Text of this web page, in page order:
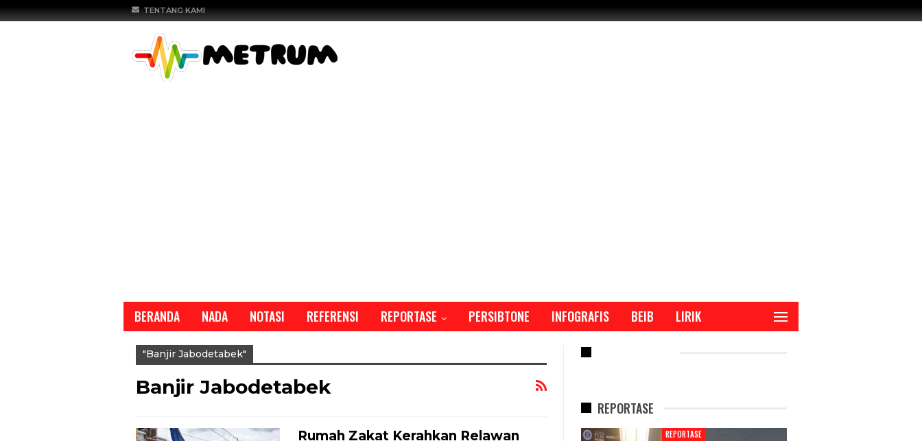
TENTANG KAMI
BERANDA NADA NOTASI REFERENSI REPORTASE PERSIBTONE INFOGRAFIS BEIB LIRIK
"banjir Jabodetabek"
Banjir Jabodetabek
Rumah Zakat Kerahkan Relawan
REPORTASE
REPORTASE REPORTASE REPORTASE